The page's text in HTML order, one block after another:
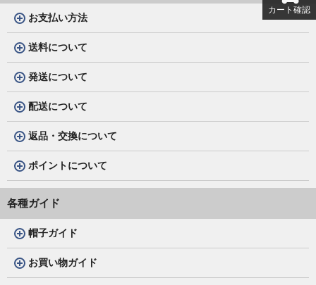
お支払い方法
送料について
発送について
配送について
返品・交換について
ポイントについて
各種ガイド
帽子ガイド
お買い物ガイド
カート確認